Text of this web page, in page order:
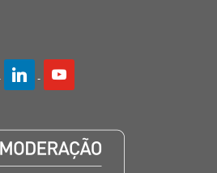
linkedin youtube